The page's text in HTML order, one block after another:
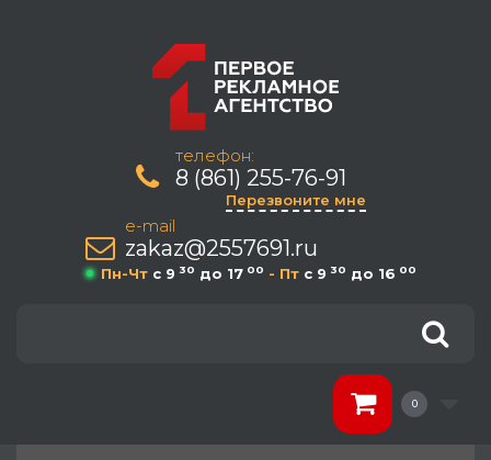
телефон:
8 (861) 255-76-91
Перезвоните мне
e-mail
zakaz@2557691.ru
Пн-Чт c 9 30 до 17 00 - Пт c 9 30 до 16 00
0